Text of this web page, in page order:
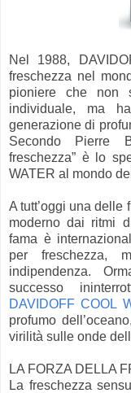
Nel 1988,
freschezza nel
pioniere che non
individuale, ma
generazione di
Secondo Pierre
freschezza” è lo
WATER al mondo
A tutt’oggi una delle
moderno dai ritmi
fama è
per freschezza,
indipendenza.
successo
DAVIDOFF COOL
profumo
virilità sulle onde
LA FORZA DELLA
La freschezza